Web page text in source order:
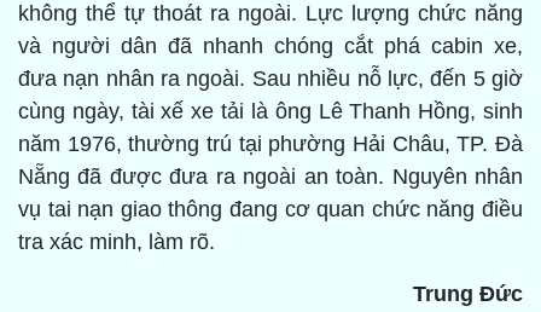
không thể tự thoát ra ngoài. Lực lượng chức năng
và người dân đã nhanh chóng cắt phá cabin xe,
đưa nạn nhân ra ngoài. Sau nhiều nỗ lực, đến 5 giờ
cùng ngày, tài xế xe tải là ông Lê Thanh Hồng, sinh
năm 1976, thường trú tại phường Hải Châu, TP. Đà
Nẵng đã được đưa ra ngoài an toàn. Nguyên nhân
vụ tai nạn giao thông đang cơ quan chức năng điều
tra xác minh, làm rõ.
Trung Đức